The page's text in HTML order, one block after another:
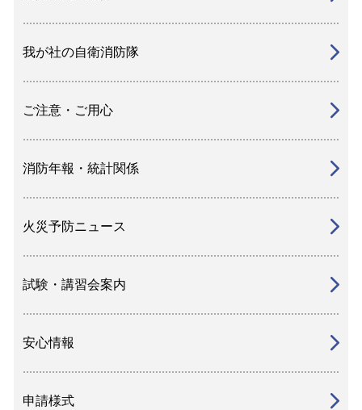
我が社の自衛消防隊
ご注意・ご用心
消防年報・統計関係
火災予防ニュース
試験・講習会案内
安心情報
申請様式